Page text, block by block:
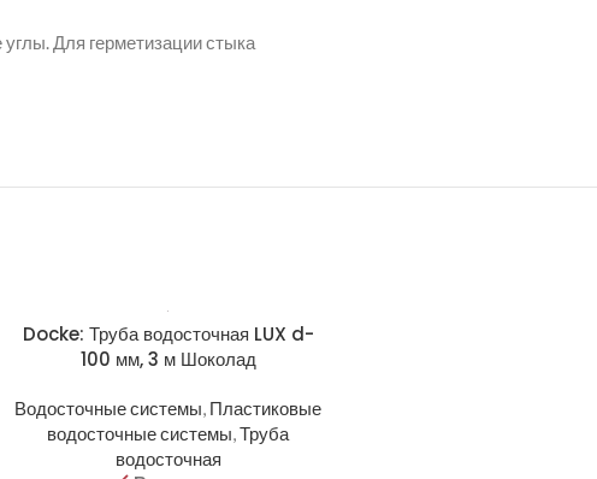
Для герметизации стыка
Docke: Труба водосточная LUX d-
100 мм, 3 м Шоколад
Водосточные системы, Пластиковые
водосточные системы,Труба
водосточная